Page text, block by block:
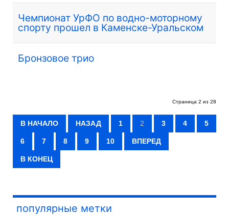
Чемпионат УрФО по водно-моторному
спорту прошел в Каменске-Уральском
Бронзовое трио
Страница 2 из 28
В НАЧАЛО НАЗАД 1 2 3 4 5
6 7 8 9 10 ВПЕРЕД
В КОНЕЦ
популярные метки